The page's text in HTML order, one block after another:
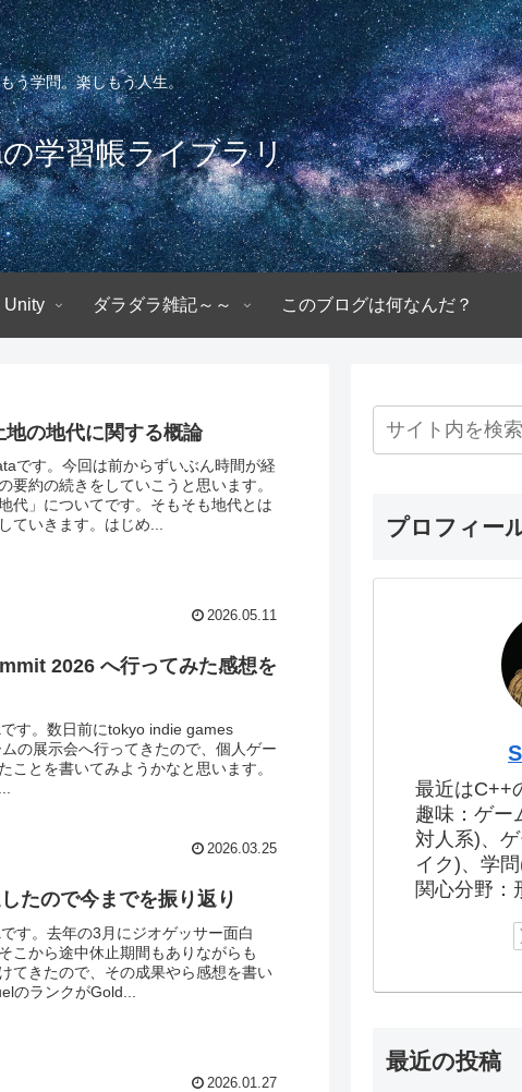
う学問。楽しもう人生。
学習帳ライブラリ
Unity ダラダラ雑記～～ このブログは何なんだ？
の地代に関する概論
です。今回は前からずいぶん時間が経
要約の続きをしていこうと思います。
代」についてです。そもそも地代とは
ていきます。はじめ...
2026.05.11
2026 へ行ってみた感想を
す。数日前にtokyo indie games
の展示会へ行ってきたので、個人ゲー
ことを書いてみようかなと思います。
2026.03.25
たので今までを振り返り
す。去年の3月にジオゲッサー面白
こから途中休止期間もありながらも
てきたので、その成果やら感想を書い
のランクがGold...
2026.01.27
プロフィー
最近はC++
趣味：ゲー
対人系)、
イク)、学
関心分野：
最近の投稿